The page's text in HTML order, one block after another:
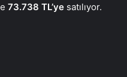
73.738 TL’ye satılıyor.